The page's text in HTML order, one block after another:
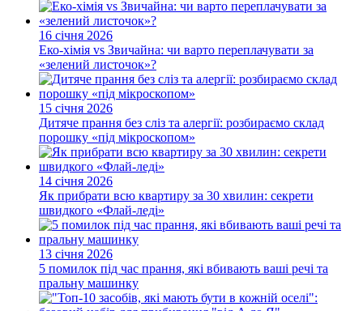
16 січня 2026
Еко-хімія vs Звичайна: чи варто переплачувати за
«зелений листочок»?
15 січня 2026
Дитяче прання без сліз та алергії: розбираємо склад
порошку «під мікроскопом»
14 січня 2026
Як прибрати всю квартиру за 30 хвилин: секрети
швидкого «Флай-леді»
13 січня 2026
5 помилок під час прання, які вбивають ваші речі та
пральну машинку